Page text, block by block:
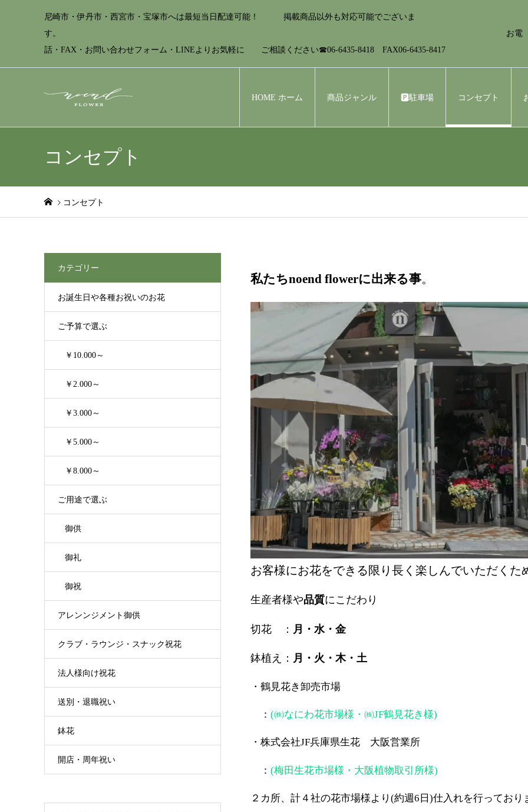
尼崎市・伊丹市・西宮市・宝塚市へは最短当日配達可能！ 掲載商品以外も対応可能でございま
す。 お電
話・FAX・お問い合わせフォーム・LINEよりお気軽に ご相談ください☎06-6435-8418 FAX06-6435-8417
HOME ホーム 商品ジャンル 🅿︎駐車場 コンセプト
コンセプト
コンセプト
私たちnoend flowerに出来る事。
お客様にお花をできる限り長く楽しんでいただくた
生産者様や品質にこだわり
切花 ： 月・水・金
鉢植え： 月・火・木・土
・鶴見花き卸売市場
： (㈱なにわ花市場様・㈱JF鶴見花き様)
・株式会社JF兵庫県生花 大阪営業所
： (梅田生花市場様・大阪植物取引所様)
２カ所、計４社の花市場様より(約週6日)仕入れを行っており
カテゴリー
お誕生日や各種お祝いのお花
ご予算で選ぶ
￥10.000～
￥2.000～
￥3.000～
￥5.000～
￥8.000～
ご用途で選ぶ
御供
御礼
御祝
アレンンジメント御供
クラブ・ラウンジ・スナック祝花
法人様向け祝花
送別・退職祝い
鉢花
開店・周年祝い